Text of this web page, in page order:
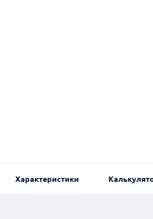
Характеристики